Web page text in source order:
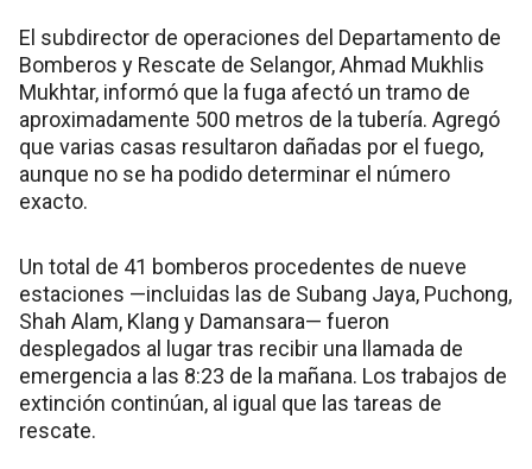
El subdirector de operaciones del Departamento de
Bomberos y Rescate de Selangor, Ahmad Mukhlis
Mukhtar, informó que la fuga afectó un tramo de
aproximadamente 500 metros de la tubería. Agregó
que varias casas resultaron dañadas por el fuego,
aunque no se ha podido determinar el número
exacto.
Un total de 41 bomberos procedentes de nueve
estaciones —incluidas las de Subang Jaya, Puchong,
Shah Alam, Klang y Damansara— fueron
desplegados al lugar tras recibir una llamada de
emergencia a las 8:23 de la mañana. Los trabajos de
extinción continúan, al igual que las tareas de
rescate.